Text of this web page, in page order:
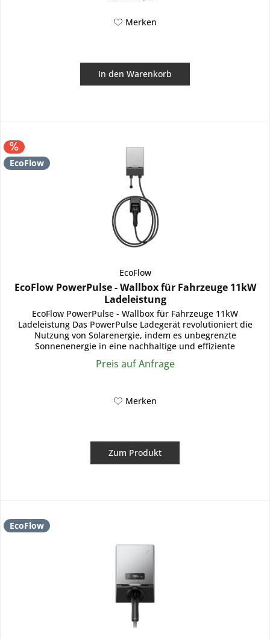
Merken
In den Warenkorb
EcoFlow
EcoFlow
EcoFlow PowerPulse - Wallbox für Fahrzeuge 11kW
Ladeleistung
EcoFlow PowerPulse - Wallbox für Fahrzeuge 11kW
Ladeleistung Das PowerPulse Ladegerät revolutioniert die
Nutzung von Solarenergie, indem es unbegrenzte
Sonnenenergie in eine nachhaltige und effiziente
Kraftstoffquelle für...
Preis auf Anfrage
Merken
Zum Produkt
EcoFlow